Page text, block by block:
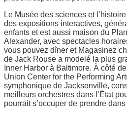
Le Musée des sciences et
des expositions interactives,
enfants et est aussi maison du
Alexander, avec spectacles
vous pouvez dîner et Magasinez
de Jack Rouse a modelé la plus
Inner Harbor à Baltimore. À côté
Union Center for the Performing
symphonique de Jacksonville,
meilleurs orchestres dans l’État
pourrait s’occuper de prendre